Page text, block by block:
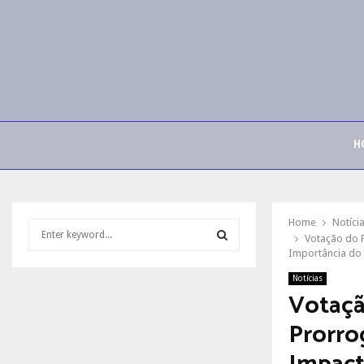
Home
Votação do
Importância do
Notícias